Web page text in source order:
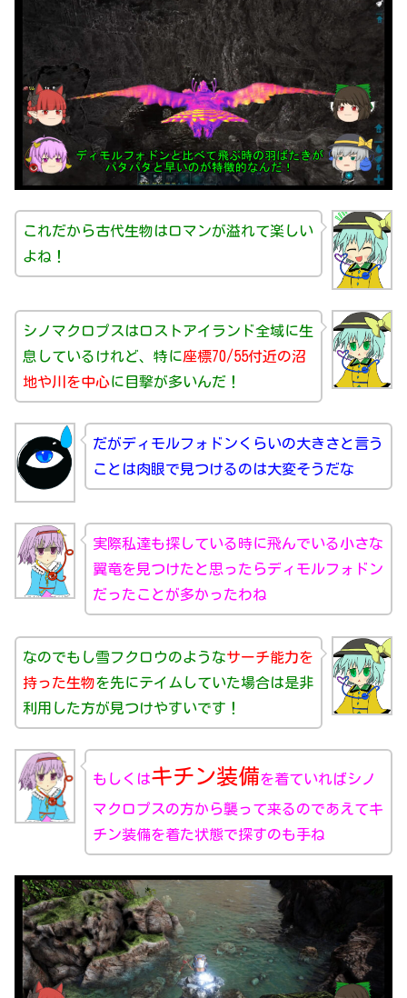
これだから古代生物はロマンが溢れて楽しい
よね！
シノマクロプスはロストアイランド全域に生
息しているけれど、特に座標70/55付近の沼
地や川を中心に目撃が多いんだ！
だがディモルフォドンくらいの大きさと言う
ことは肉眼で見つけるのは大変そうだな
実際私達も探している時に飛んでいる小さな
翼竜を見つけたと思ったらディモルフォドン
だったことが多かったわね
なのでもし雪フクロウのよう なサーチ能力を
持った生物を先にテイムしていた場合は是非
利用した方が見つけやすいです！
もしくはキチン装備を着ていればシノ
マクロプスの方から襲って来るのであえてキ
チン装備を着た状態で探すのも手ね